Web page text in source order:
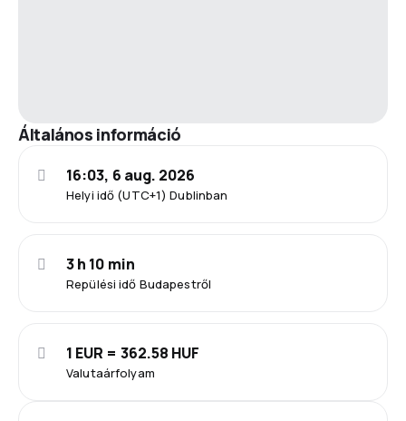
Általános információ
Helyi idő (UTC+1) Dublinban
16:03, 6 aug. 2026
Repülési idő Budapestről
3 h 10 min
Valutaárfolyam
1 EUR = 362.58 HUF